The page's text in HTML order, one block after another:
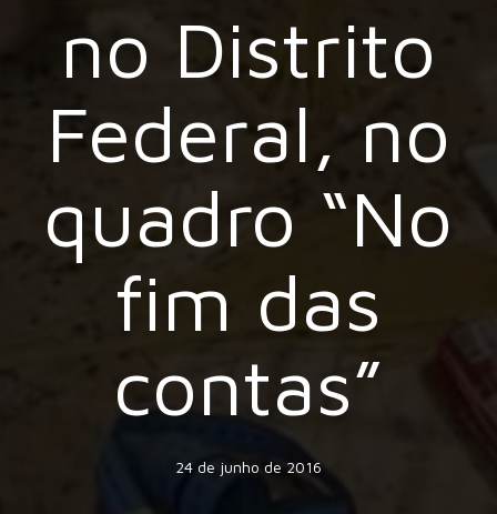
no Distrito
Federal, no
quadro “No
fim das
contas”
24 de junho de 2016